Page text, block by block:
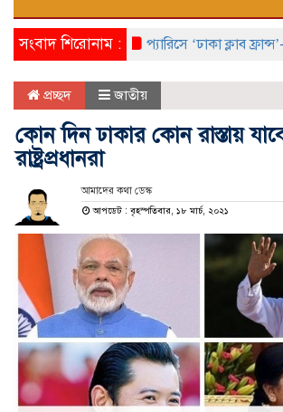
সংবাদ শিরোনাম :প্যারিসে ‘ঢাকা ক্লাব ফ্রান্স’-এর
প্রচ্ছদ জাতীয়
কোন দিন ঢাকার কোন রাস্তায়
রাষ্ট্রপ্রধানরা
আমাদের কথা ডেস্ক
আপডেট : বৃহস্পতিবার, ১৮ মার্চ, ২০২১